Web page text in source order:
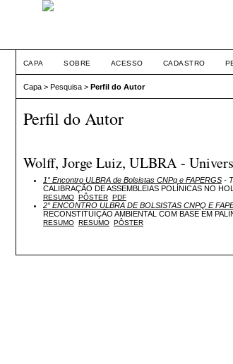
CAPA SOBRE ACESSO CADASTRO
Capa> Pesquisa> Perfil do Autor
Perfil do Autor
Wolff, Jorge Luiz, ULBRA -
1° Encontro ULBRA de Bolsistas CNPq e FAPERGS-
CALIBRAÇÃO DE ASSEMBLEIAS POLÍNICAS NO
RESUMO PÔSTER PDF
2° ENCONTRO ULBRA DE BOLSISTAS CNPQ E
RECONSTITUIÇÃO AMBIENTAL COM BASE EM
RESUMO RESUMO PÔSTER